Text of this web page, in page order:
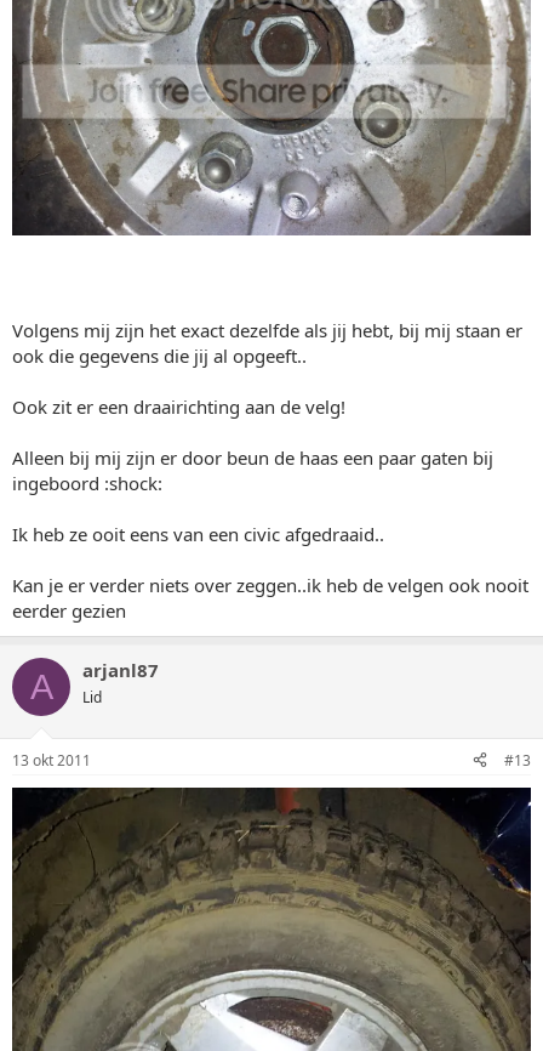
Volgens mij zijn het exact dezelfde als jij hebt, bij mij staan er
ook die gegevens die jij al opgeeft..
Ook zit er een draairichting aan de velg!
Alleen bij mij zijn er door beun de haas een paar gaten bij
ingeboord :shock:
Ik heb ze ooit eens van een civic afgedraaid..
Kan je er verder niets over zeggen..ik heb de velgen ook nooit
eerder gezien
A arjanl87
Lid
13 okt 2011 #13